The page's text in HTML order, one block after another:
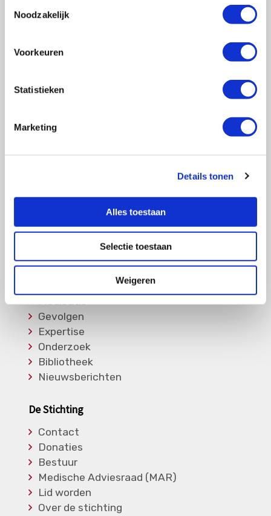
Noodzakelijk
Voorkeuren
Statistieken
Marketing
Details tonen
Alles toestaan
Selectie toestaan
Weigeren
Vragen?
of bel ons op:
Ziektebeelden
EGPA
RCA
Overige Vasculitiden
Informatie
Soorten Vasculitis
Medicatie
Gevolgen
Expertise
Onderzoek
Bibliotheek
Nieuwsberichten
De Stichting
Contact
Donaties
Bestuur
Medische Adviesraad (MAR)
Lid worden
Over de stichting